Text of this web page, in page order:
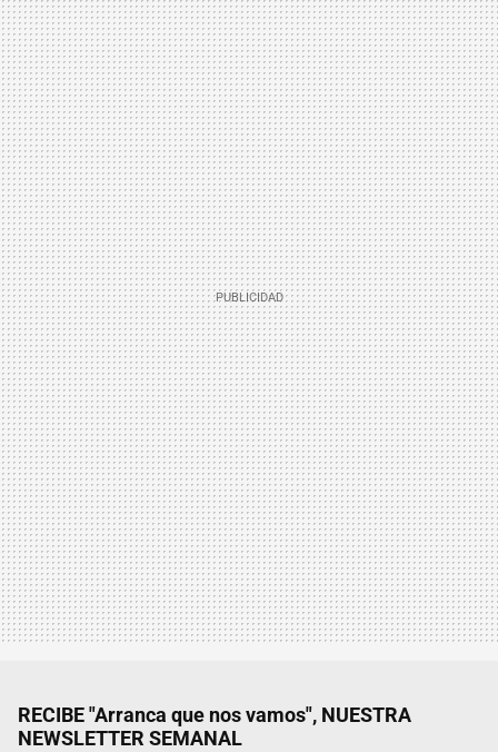
RECIBE "Arranca que nos vamos", NUESTRA
NEWSLETTER SEMANAL